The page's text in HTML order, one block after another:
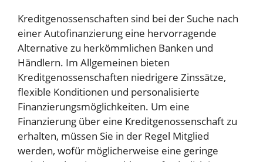
Kreditgenossenschaften sind bei der Suche nach
einer Autofinanzierung eine hervorragende
Alternative zu herkömmlichen Banken und
Händlern. Im Allgemeinen bieten
Kreditgenossenschaften niedrigere Zinssätze,
flexible Konditionen und personalisierte
Finanzierungsmöglichkeiten. Um eine
Finanzierung über eine Kreditgenossenschaft zu
erhalten, müssen Sie in der Regel Mitglied
werden, wofür möglicherweise eine geringe